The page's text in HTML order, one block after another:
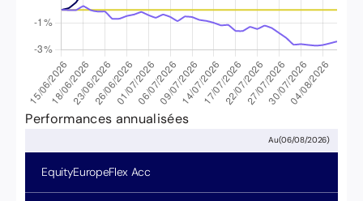
Performances annualisées
Au(06/08/2026)
EquityEuropeFlex Acc